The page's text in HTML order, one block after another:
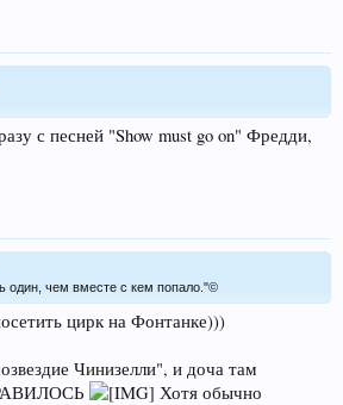
с песней "Show must go on" Фредди,
один, чем вместе с кем попало."©
цирк на Фонтанке)))
Чинизелли", и доча там
Хотя обычно